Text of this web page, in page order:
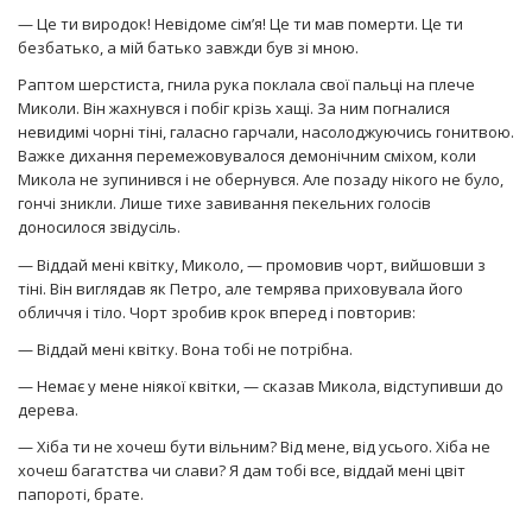
— Це ти виродок! Невідоме сім’я! Це ти мав померти. Це ти
безбатько, а мій батько завжди був зі мною.
Раптом шерстиста, гнила рука поклала свої пальці на плече
Миколи. Він жахнувся і побіг крізь хащі. За ним погналися
невидимі чорні тіні, галасно гарчали, насолоджуючись гонитвою.
Важке дихання перемежовувалося демонічним сміхом, коли
Микола не зупинився і не обернувся. Але позаду нікого не було,
гончі зникли. Лише тихе завивання пекельних голосів
доносилося звідусіль.
— Віддай мені квітку, Миколо, — промовив чорт, вийшовши з
тіні. Він виглядав як Петро, але темрява приховувала його
обличчя і тіло. Чорт зробив крок вперед і повторив:
— Віддай мені квітку. Вона тобі не потрібна.
— Немає у мене ніякої квітки, — сказав Микола, відступивши до
дерева.
— Хіба ти не хочеш бути вільним? Від мене, від усього. Хіба не
хочеш багатства чи слави? Я дам тобі все, віддай мені цвіт
папороті, брате.